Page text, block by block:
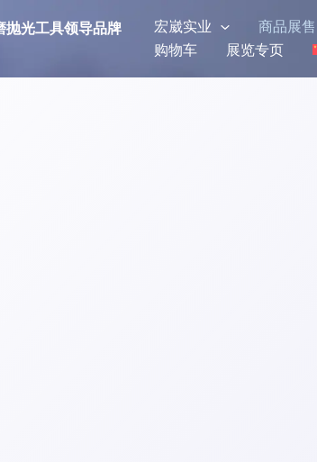
光工具领导品牌 宏崴实业 商品展售
购物车
展览专页